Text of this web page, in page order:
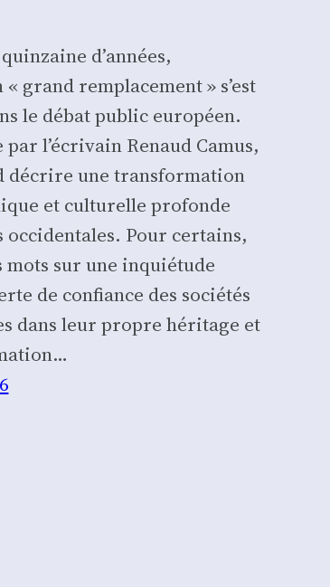
d’années,
« grand rem­pla­ce­ment » s’est
le débat public euro­péen.
l’écrivain Renaud Camus,
décrire une trans­for­ma­tion
et cultu­relle pro­fonde
occi­den­tales. Pour cer­tains,
mots sur une inquié­tude
de confiance des socié­tés
dans leur propre héri­tage et